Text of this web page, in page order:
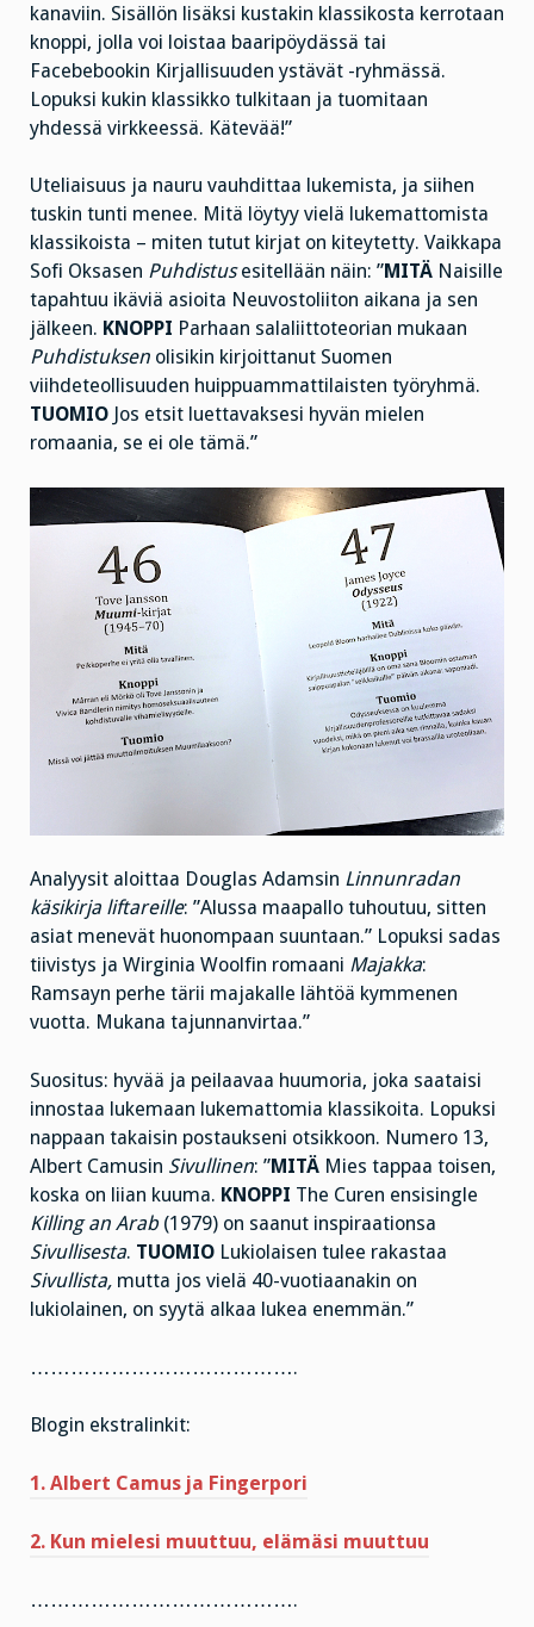
kanaviin. Sisällön lisäksi kustakin klassikosta kerrotaan
knoppi, jolla voi loistaa baaripöydässä tai
Facebebookin Kirjallisuuden ystävät -ryhmässä.
Lopuksi kukin klassikko tulkitaan ja tuomitaan
yhdessä virkkeessä. Kätevää!”
Uteliaisuus ja nauru vauhdittaa lukemista, ja siihen
tuskin tunti menee. Mitä löytyy vielä lukemattomista
klassikoista – miten tutut kirjat on kiteytetty. Vaikkapa
Sofi Oksasen Puhdistusesitellään näin: ”MITÄ Naisille
tapahtuu ikäviä asioita Neuvostoliiton aikana ja sen
jälkeen. KNOPPI Parhaan salaliittoteorian mukaan
Puhdistuksen olisikin kirjoittanut Suomen
viihdeteollisuuden huippuammattilaisten työryhmä.
TUOMIO Jos etsit luettavaksesi hyvän mielen
romaania, se ei ole tämä.”
Analyysit aloittaa Douglas Adamsin Linnunradan
käsikirja liftareille: ”Alussa maapallo tuhoutuu, sitten
asiat menevät huonompaan suuntaan.” Lopuksi sadas
tiivistys ja Wirginia Woolfin romaani Majakka:
Ramsayn perhe tärii majakalle lähtöä kymmenen
vuotta. Mukana tajunnanvirtaa.”
Suositus: hyvää ja peilaavaa huumoria, joka saataisi
innostaa lukemaan lukemattomia klassikoita. Lopuksi
nappaan takaisin postaukseni otsikkoon. Numero 13,
Albert Camusin Sivullinen: ”MITÄ Mies tappaa toisen,
koska on liian kuuma. KNOPPI The Curen ensisingle
Killing an Arab(1979) on saanut inspiraationsa
Sivullisesta. TUOMIO Lukiolaisen tulee rakastaa
Sivullista, mutta jos vielä 40-vuotiaanakin on
lukiolainen, on syytä alkaa lukea enemmän.”
………………………………….
Blogin ekstralinkit:
1. Albert Camus ja Fingerpori
2. Kun mielesi muuttuu, elämäsi muuttuu
………………………………….